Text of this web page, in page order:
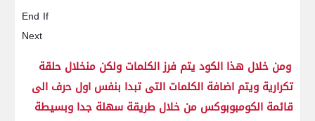
ومن خلال هذا الكود يتم فرز الكلمات ولكن منخلال حلقة
تكرارية ويتم اضافة الكلمات التى تبدا بنفس اول حرف الى
قائمة الكومبوبوكس من خلال طريقة سهلة جدا وبسيطة